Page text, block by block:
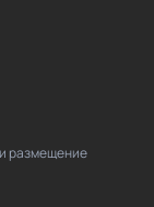
размещение